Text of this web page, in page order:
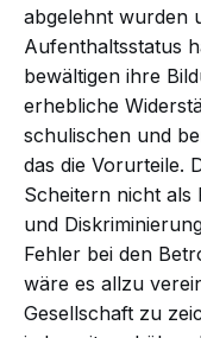
abgelehnt wurden
Aufenthaltsstatus
bewältigen ihre
erhebliche
schulischen und
das die Vorurteile.
Scheitern nicht als
und
Fehler bei den
wäre es allzu
Gesellschaft zu